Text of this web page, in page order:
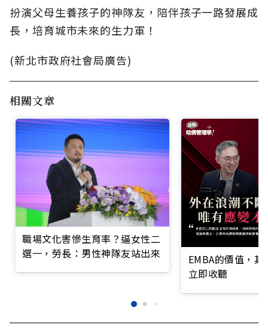
扮演父母生養孩子的神隊友，陪伴孩子一路發展成
長，培育城市未來的生力軍！
(新北市政府社會局廣告)
相關文章
職場文化害慘生育率？逼女性二
選一，勞長：男性神隊友站出來
EMBA的價值，
立即收聽